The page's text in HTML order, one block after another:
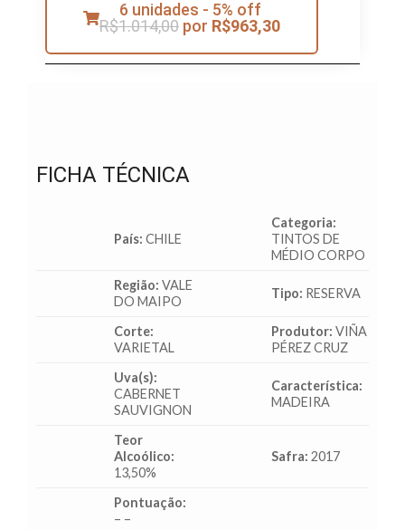
6 unidades - 5% off
R$1.014,00 por R$963,30
FICHA TÉCNICA
País: CHILE
Categoria:
TINTOS DE
MÉDIO CORPO
Região: VALE
DO MAIPO
Tipo: RESERVA
Corte:
VARIETAL
Produtor: VIÑA
PÉREZ CRUZ
Uva(s):
CABERNET
SAUVIGNON
Característica:
MADEIRA
Teor
Alcoólico:
13,50%
Safra: 2017
Pontuação:
– –